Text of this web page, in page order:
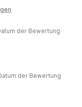
der Bewertung
der Bewertung